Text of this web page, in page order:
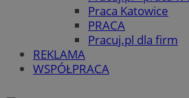
Praca Katowice
PRACA
Pracuj.pl dla firm
REKLAMA
WSPÓŁPRACA